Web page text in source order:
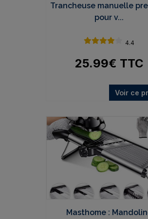
Trancheuse manuelle
pour v...
4.4
25.99€ TTC
Voir ce
Masthome :